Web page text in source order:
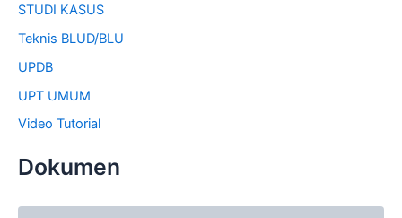
STUDI KASUS
Teknis BLUD/BLU
UPDB
UPT UMUM
Video Tutorial
Dokumen